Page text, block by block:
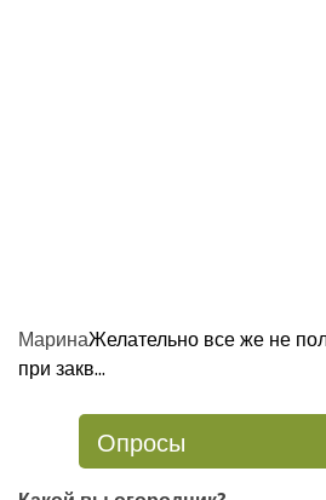
МаринаЖелательно все же не
при закв...
Опросы